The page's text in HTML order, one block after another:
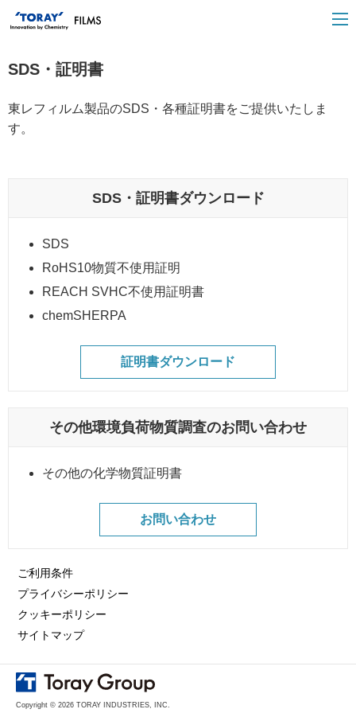
SDS・証明書
東レフィルム製品のSDS・各種証明書をご提供いたしま
す。
SDS・証明書ダウンロード
SDS
RoHS10物質不使用証明
REACH SVHC不使用証明書
chemSHERPA
証明書ダウンロード
その他環境負荷物質調査のお問い合わせ
その他の化学物質証明書
お問い合わせ
ご利用条件
プライバシーポリシー
クッキーポリシー
サイトマップ
Copyright © 2026 TORAY INDUSTRIES, INC.